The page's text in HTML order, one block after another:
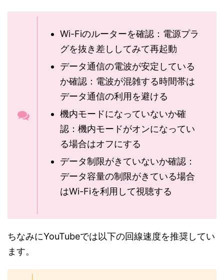
Wi-Fiのルーターを確認：電源プラ
グを抜き差ししてみて再起動
データ通信の電波が安定している
か確認：電波が混雑する時間帯は
データ通信の利用を避ける
機内モードになっていないか確
認：機内モードがオンになってい
る場合はオフにする
データ制限がきていないか確認：
データ容量の制限がきている場合
はWi-Fiを利用して視聴する
ちなみにYouTubeでは以下の回線速度を推奨してい
ます。